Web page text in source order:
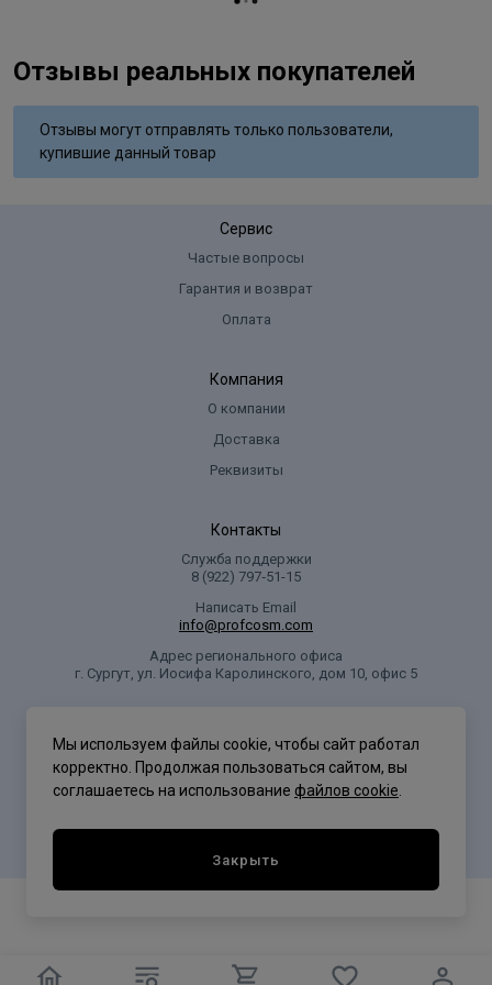
Отзывы реальных покупателей
Отзывы могут отправлять только пользователи,
купившие данный товар
Сервис
Частые вопросы
Гарантия и возврат
Оплата
Компания
О компании
Доставка
Реквизиты
Контакты
Служба поддержки
8 (922) 797‑51-15
Написать Email
info@profcosm.com
Адрес регионального офиса
г. Сургут, ул. Иосифа Каролинского, дом 10, офис 5
Мы используем файлы cookie, чтобы сайт работал
корректно. Продолжая пользоваться сайтом, вы
соглашаетесь на использование файлов cookie
Закрыть